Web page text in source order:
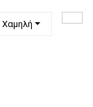
Χαμηλή